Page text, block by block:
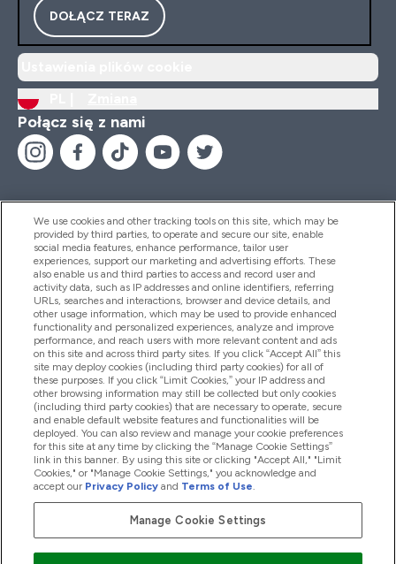
DOŁĄCZ TERAZ
Połącz się z nami
Pomoc I Informacja
Produkty
Informacje O Firmie
Okazje W Myprotein
2026 The Hut.com Ltd
We use cookies and other tracking tools on this site, which may be
provided by third parties, to operate and secure our site, enable
social media features, enhance performance, tailor user
experiences, support our marketing and advertising efforts. These
also enable us and third parties to access and record user and
activity data, such as IP addresses and online identifiers, referring
URLs, searches and interactions, browser and device details, and
other usage information, which may be used to provide enhanced
functionality and personalized experiences, analyze and improve
performance, and reach users with more relevant content and ads
on this site and across third party sites. If you click “Accept All” this
site may deploy cookies (including third party cookies) for all of
these purposes. If you click “Limit Cookies,” your IP address and
other browsing information may still be collected but only cookies
(including third party cookies) that are necessary to operate, secure
and enable default website features and functionalities will be
deployed. You can also review and manage your cookie preferences
for this site at any time by clicking the “Manage Cookie Settings”
link in this banner. By using this site or clicking "Accept All," "Limit
Cookies," or "Manage Cookie Settings," you acknowledge and
accept our Privacy Policy and Terms of Use.
Manage Cookie Settings